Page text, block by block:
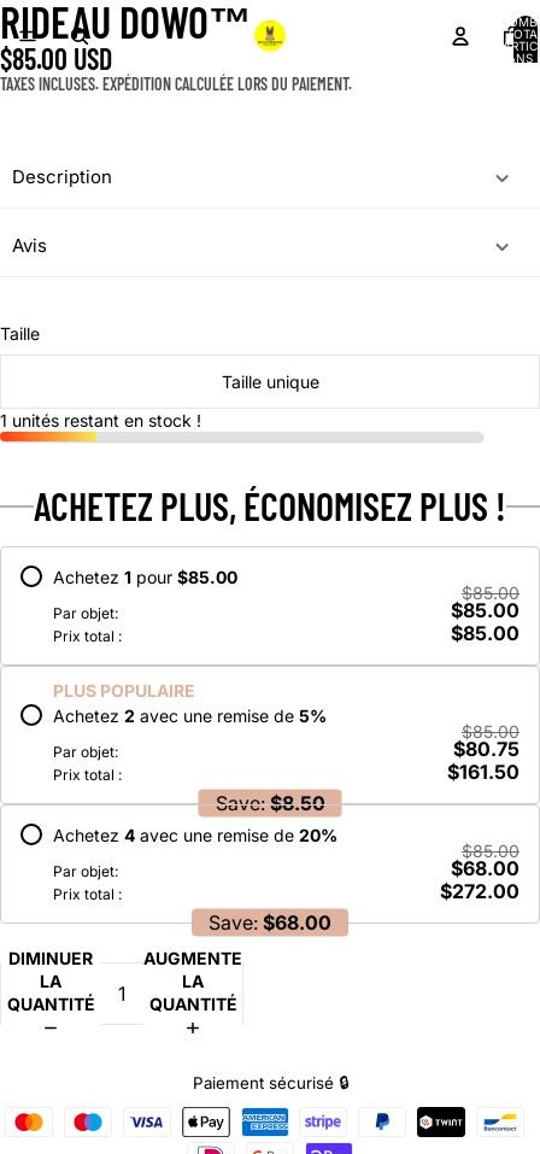
DANS
RIDEAU DOWO™
$85.00 USD
TAXES INCLUSES. EXPÉDITION CALCULÉE LORS DU PAIEMENT.
Description
Avis
Taille
Taille unique
1 unités restant en stock !
ACHETEZ PLUS, ÉCONOMISEZ PLUS !
Achetez 1 pour $85.00
Par objet:
$85.00
$85.00
Prix total : $85.00
PLUS POPULAIRE
Achetez 2 avec une remise de 5%
Par objet:
$85.00
$80.75
Prix total :
$161.50
Save: $8.50
Achetez 4 avec une remise de 20%
Par objet:
$85.00
$68.00
Prix total :
$272.00
Save: $68.00
DIMINUER
LA
QUANTITÉ
AUGMENTER
LA
QUANTITÉ
Paiement sécurisé 🔒